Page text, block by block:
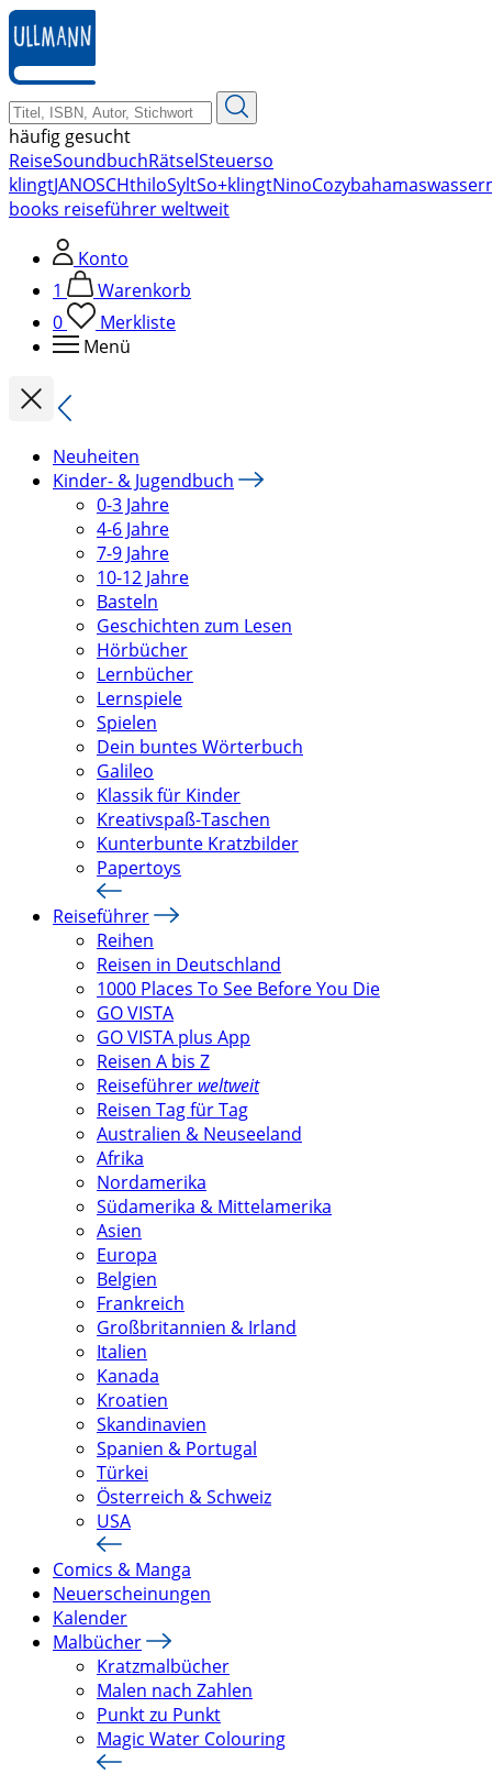
zum
Hauptinhalt
springen
häufig gesucht
ReiseSoundbuchRätselSteuerso
klingtJANOSCHthiloSyltSo+klingtNinoCozybahamas
books reiseführer weltweit
Konto
1
Warenkorb
0
Merkliste
Menü
Neuheiten
Kinder- & Jugendbuch
0-3 Jahre
4-6 Jahre
7-9 Jahre
10-12 Jahre
Basteln
Geschichten zum Lesen
Hörbücher
Lernbücher
Lernspiele
Spielen
Dein buntes Wörterbuch
Galileo
Klassik für Kinder
Kreativspaß-Taschen
Kunterbunte Kratzbilder
Papertoys
Reiseführer
Reihen
Reisen in Deutschland
1000 Places To See Before You Die
GO VISTA
GO VISTA plus App
Reisen A bis Z
Reiseführer weltweit
Reisen Tag für Tag
Australien & Neuseeland
Afrika
Nordamerika
Südamerika & Mittelamerika
Asien
Europa
Belgien
Frankreich
Großbritannien & Irland
Italien
Kanada
Kroatien
Skandinavien
Spanien & Portugal
Türkei
Österreich & Schweiz
USA
Comics & Manga
Neuerscheinungen
Kalender
Malbücher
Kratzmalbücher
Malen nach Zahlen
Punkt zu Punkt
Magic Water Colouring